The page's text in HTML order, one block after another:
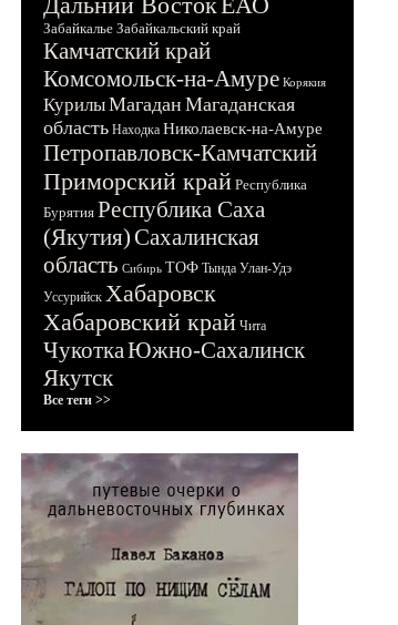
Забайкалье Забайкальский край
Камчатский край
Комсомольск-на-Амуре Корякия
КурилыМагадан Магаданская
область Находка Николаевск-на-Амуре
Петропавловск-Камчатский
Приморский край Республика
Бурятия Республика Саха
(Якутия)Сахалинская
область Сибирь ТОФ Тында Улан-Удэ
Уссурийск Хабаровск
Хабаровский край Чита
ЧукоткаЮжно-Сахалинск
Якутск
Все теги >>